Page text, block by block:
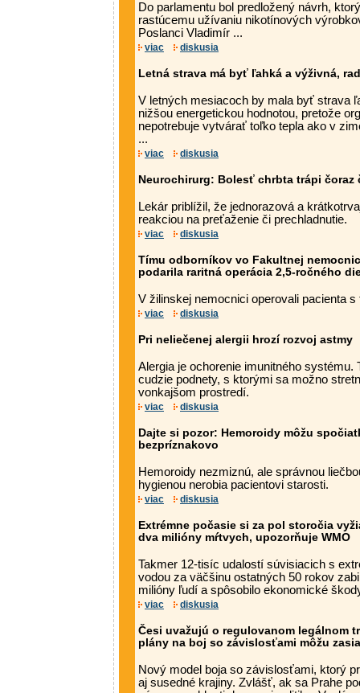
Do parlamentu bol predložený návrh,
rastúcemu užívaniu nikotínových
Poslanci Vladimír ...
viac diskusia
Letná strava má byť ľahká a výživná,
V letných mesiacoch by mala byť strava
nižšou energetickou hodnotou, pretože
nepotrebuje vytvárať toľko tepla ako v
...
viac diskusia
Neurochirurg: Bolesť chrbta trápi
Lekár priblížil, že jednorazová a
reakciou na preťaženie či prechladnutie.
viac diskusia
Tímu odborníkov vo Fakultnej
podarila raritná operácia 2,5-ročného
V žilinskej nemocnici operovali pacienta
viac diskusia
Pri neliečenej alergii hrozí rozvoj astmy
Alergia je ochorenie imunitného systému.
cudzie podnety, s ktorými sa možno
vonkajšom prostredí.
viac diskusia
Dajte si pozor: Hemoroidy môžu
bezpríznakovo
Hemoroidy nezmiznú, ale správnou
hygienou nerobia pacientovi starosti.
viac diskusia
Extrémne počasie si za pol storočia
dva milióny mŕtvych, upozorňuje WMO
Takmer 12-tisíc udalostí súvisiacich s
vodou za väčšinu ostatných 50 rokov
milióny ľudí a spôsobilo ekonomické
viac diskusia
Česi uvažujú o regulovanom legálnom
plány na boj so závislosťami môžu
Nový model boja so závislosťami, ktorý
aj susedné krajiny. Zvlášť, ak sa Prahe